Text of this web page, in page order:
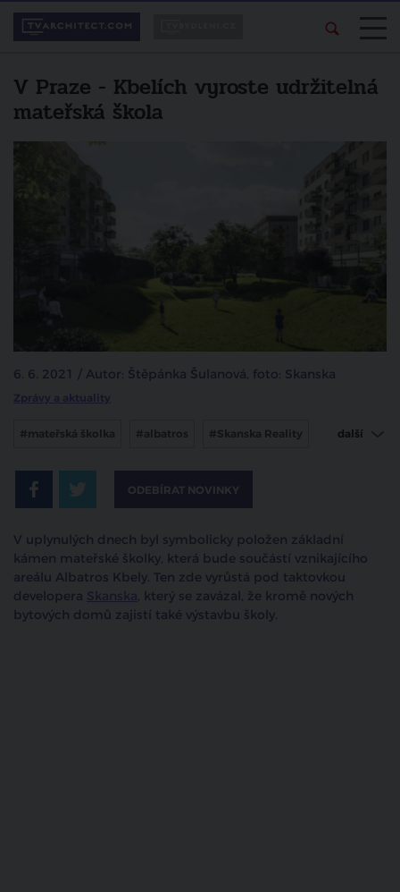
V Praze - Kbelích vyroste udržitelná
mateřská škola
6. 6. 2021 / Autor: Štěpánka Šulanová, foto: Skanska
Zprávy a aktuality
#mateřská školka #albatros #Skanska Reality
#Kbely
další
ODEBÍRAT NOVINKY
V uplynulých dnech byl symbolicky položen základní
kámen mateřské školky, která bude součástí vznikajícího
areálu Albatros Kbely. Ten zde vyrůstá pod taktovkou
developera Skanska, který se zavázal, že kromě nových
bytových domů zajistí také výstavbu školy.